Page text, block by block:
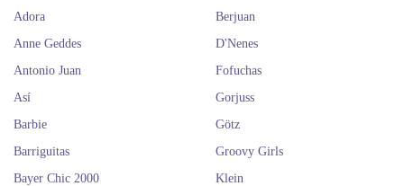
Adora
Anne Geddes
Antonio Juan
Así
Barbie
Barriguitas
Bayer Chic 2000
Berjuan
D'Nenes
Fofuchas
Gorjuss
Götz
Groovy Girls
Klein